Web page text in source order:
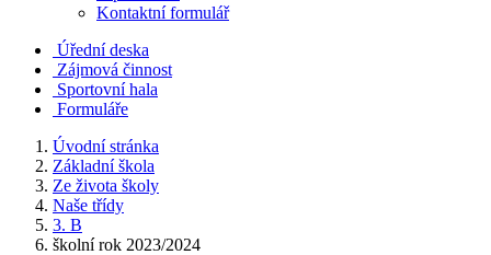
Kontaktní formulář
Úřední deska
Zájmová činnost
Sportovní hala
Formuláře
Úvodní stránka
Základní škola
Ze života školy
Naše třídy
3. B
školní rok 2023/2024